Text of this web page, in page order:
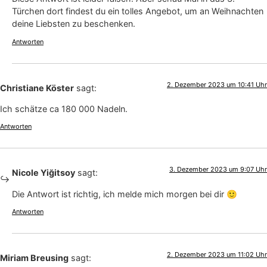
Türchen dort findest du ein tolles Angebot, um an Weihnachten
deine Liebsten zu beschenken.
Antworten
Christiane Köster sagt: 2. Dezember 2023 um 10:41 Uhr
Ich schätze ca 180 000 Nadeln.
Antworten
Nicole Yiğitsoy sagt: 3. Dezember 2023 um 9:07 Uhr
Die Antwort ist richtig, ich melde mich morgen bei dir 🙂
Antworten
Miriam Breusing sagt: 2. Dezember 2023 um 11:02 Uhr